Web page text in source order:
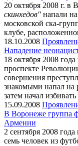
20 октября 2008 г. в
скинхедов" напали
московской ска-
клубе,
18.10.2008
Нападение
18 октября 2008
проспекте
совершения
знакомыми напал на
затем начал
15.09.2008
В Воронеже группа
Армении
2 сентября 2008
семь человек из